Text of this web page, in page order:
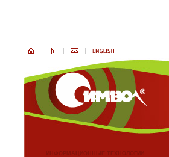
ИНФОРМАЦИОННЫЕ ТЕХНОЛОГИИ